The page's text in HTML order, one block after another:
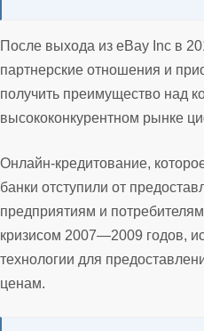
После выхода из eBay Inc в
партнерские отношения и
получить преимущество над
высококонкурентном рынке
Онлайн-кредитование,
банки отступили от
предприятиям и
кризисом 2007—2009 годов,
технологии для
ценам.